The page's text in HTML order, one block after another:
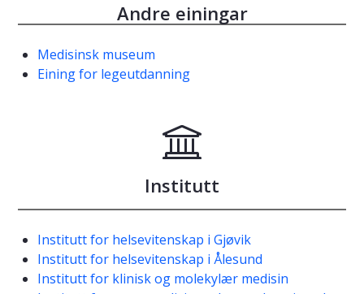
Andre einingar
Medisinsk museum
Eining for legeutdanning
Institutt
Institutt for helsevitenskap i Gjøvik
Institutt for helsevitenskap i Ålesund
Institutt for klinisk og molekylær medisin